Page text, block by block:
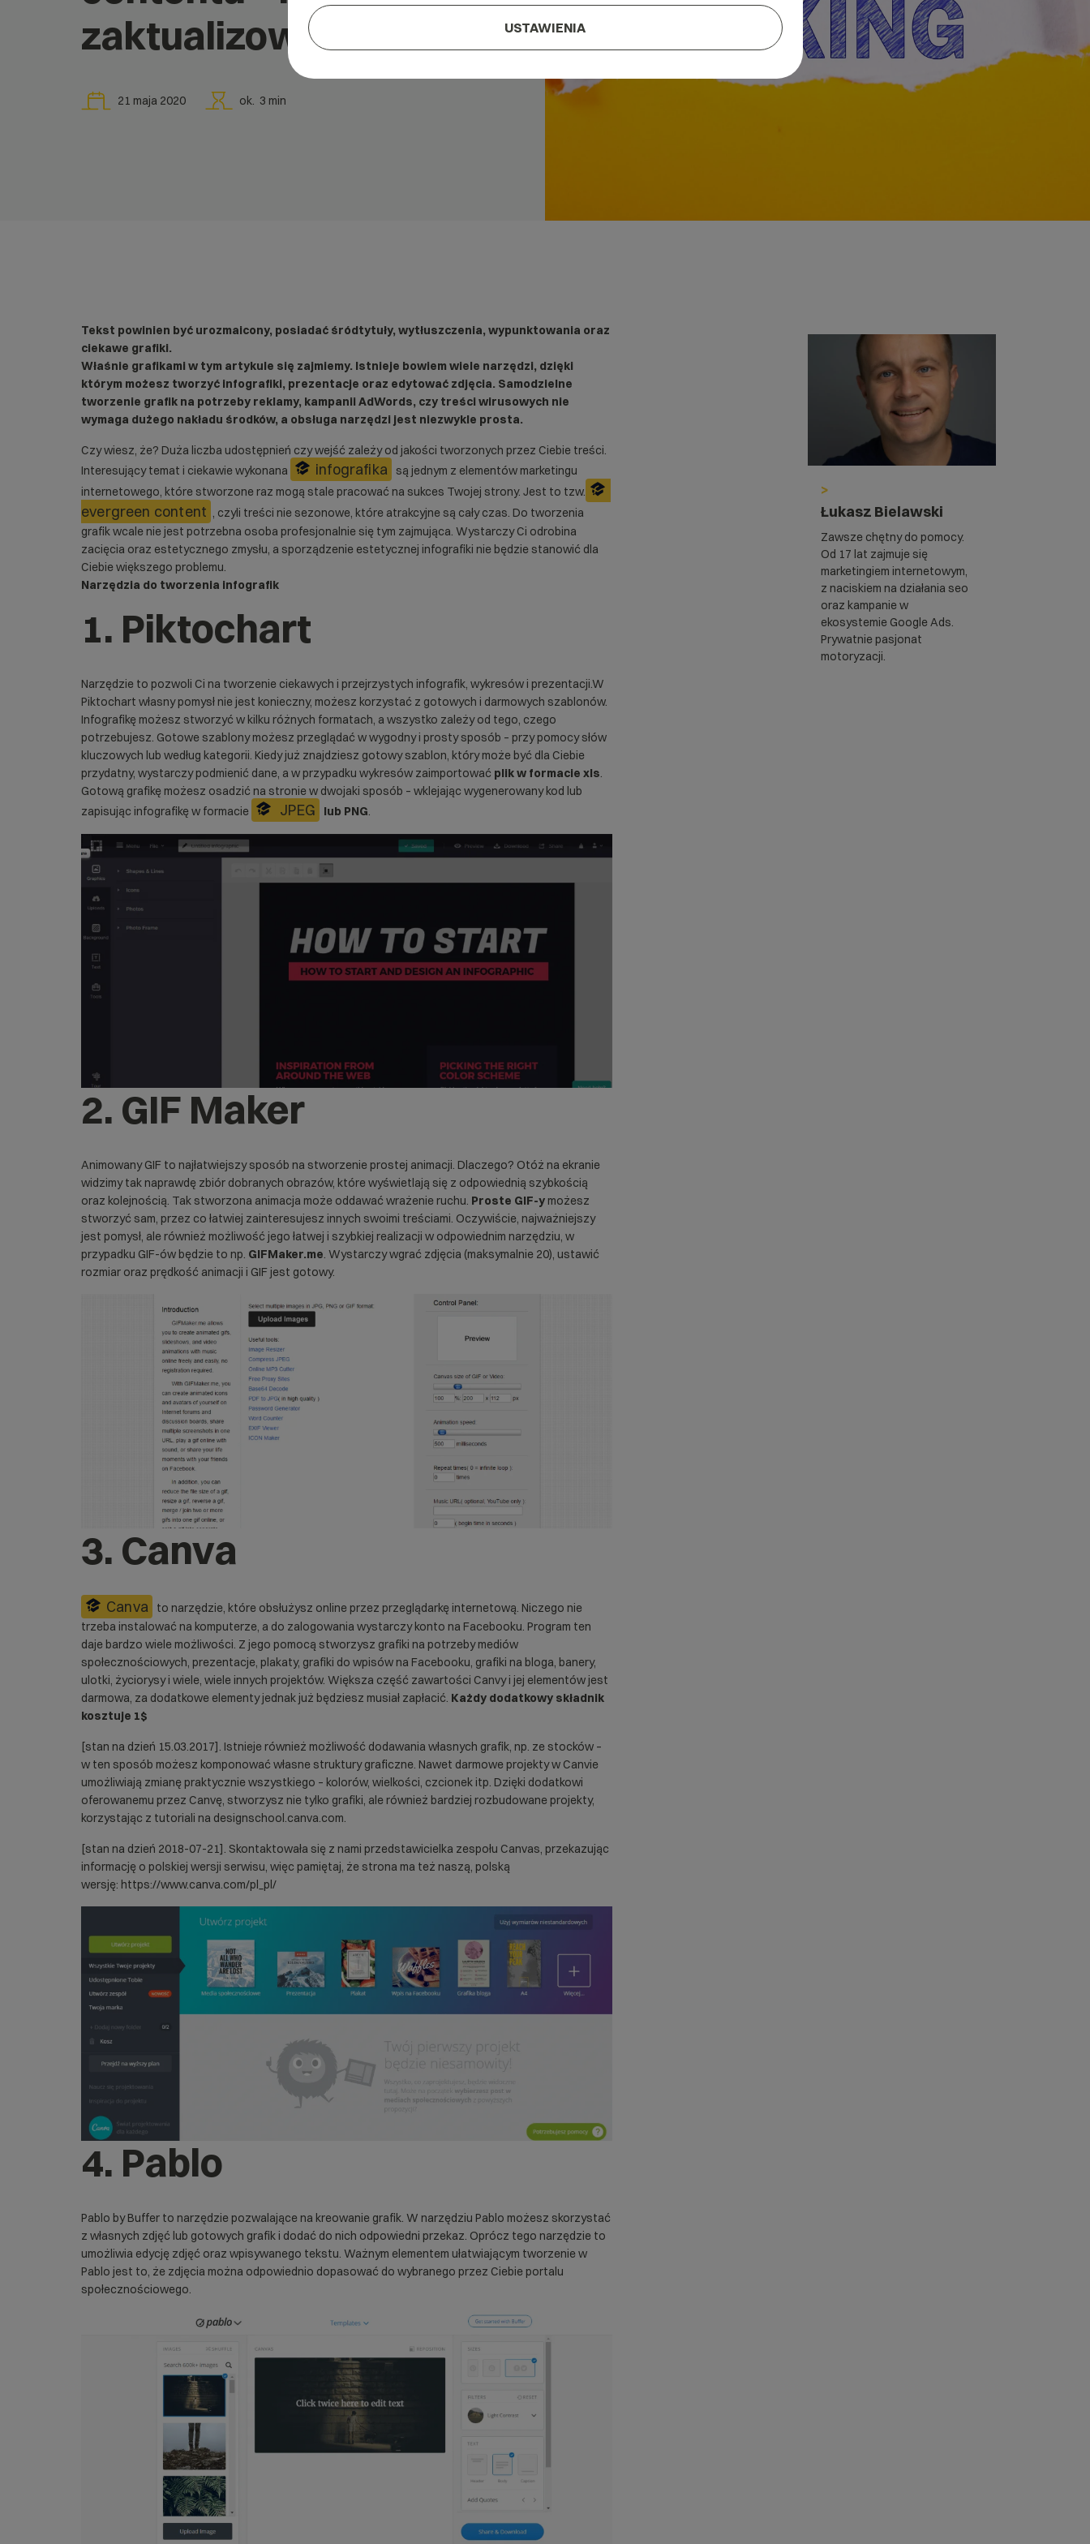
zaktualizowana
21 maja 2020 ok. 3 min
Tekst powinien być urozmaicony, posiadać śródtytuły, wytłuszczenia, wypunktowania oraz
ciekawe grafiki.
Właśnie grafikami w tym artykule się zajmiemy. Istnieje bowiem wiele narzędzi, dzięki
którym możesz tworzyć infografiki, prezentacje oraz edytować zdjęcia. Samodzielne
tworzenie grafik na potrzeby reklamy, kampanii AdWords, czy treści wirusowych nie
wymaga dużego nakładu środków, a obsługa narzędzi jest niezwykle prosta.
Czy wiesz, że? Duża liczba udostępnień czy wejść zależy od jakości tworzonych przez Ciebie treści.
Interesujący temat i ciekawie wykonana
infografika
są jednym z elementów marketingu
internetowego, które stworzone raz mogą stale pracować na sukces Twojej strony. Jest to tzw.
evergreen content , czyli treści nie sezonowe, które atrakcyjne są cały czas. Do tworzenia
grafik wcale nie jest potrzebna osoba profesjonalnie się tym zajmująca. Wystarczy Ci odrobina
zacięcia oraz estetycznego zmysłu, a sporządzenie estetycznej infografiki nie będzie stanowić dla
Ciebie większego problemu.
Narzędzia do tworzenia infografik
1. Piktochart
Narzędzie to pozwoli Ci na tworzenie ciekawych i przejrzystych infografik, wykresów i prezentacji.W
Piktochart własny pomysł nie jest konieczny, możesz korzystać z gotowych i darmowych szablonów.
Infografikę możesz stworzyć w kilku różnych formatach, a wszystko zależy od tego, czego
potrzebujesz. Gotowe szablony możesz przeglądać w wygodny i prosty sposób – przy pomocy słów
kluczowych lub według kategorii. Kiedy już znajdziesz gotowy szablon, który może być dla Ciebie
przydatny, wystarczy podmienić dane, a w przypadku wykresów zaimportować plik w formacie xls.
Gotową grafikę możesz osadzić na stronie w dwojaki sposób – wklejając wygenerowany kod lub
zapisując infografikę w formacie
JPEG lub PNG.
2. GIF Maker
Animowany GIF to najłatwiejszy sposób na stworzenie prostej animacji. Dlaczego? Otóż na ekranie
widzimy tak naprawdę zbiór dobranych obrazów, które wyświetlają się z odpowiednią szybkością
oraz kolejnością. Tak stworzona animacja może oddawać wrażenie ruchu. Proste GIF-y możesz
stworzyć sam, przez co łatwiej zainteresujesz innych swoimi treściami. Oczywiście, najważniejszy
jest pomysł, ale również możliwość jego łatwej i szybkiej realizacji w odpowiednim narzędziu, w
przypadku GIF-ów będzie to np. GIFMaker.me. Wystarczy wgrać zdjęcia (maksymalnie 20), ustawić
rozmiar oraz prędkość animacji i GIF jest gotowy.
3. Canva
Canva
to narzędzie, które obsłużysz online przez przeglądarkę internetową. Niczego nie
trzeba instalować na komputerze, a do zalogowania wystarczy konto na Facebooku. Program ten
daje bardzo wiele możliwości. Z jego pomocą stworzysz grafiki na potrzeby mediów
społecznościowych, prezentacje, plakaty, grafiki do wpisów na Facebooku, grafiki na bloga, banery,
ulotki, życiorysy i wiele, wiele innych projektów. Większa część zawartości Canvy i jej elementów jest
darmowa, za dodatkowe elementy jednak już będziesz musiał zapłacić. Każdy dodatkowy składnik
kosztuje 1$
[stan na dzień 15.03.2017]. Istnieje również możliwość dodawania własnych grafik, np. ze stocków –
w ten sposób możesz komponować własne struktury graficzne. Nawet darmowe projekty w Canvie
umożliwiają zmianę praktycznie wszystkiego – kolorów, wielkości, czcionek itp. Dzięki dodatkowi
oferowanemu przez Canvę, stworzysz nie tylko grafiki, ale również bardziej rozbudowane projekty,
korzystając z tutoriali na designschool.canva.com.
[stan na dzień 2018-07-21]. Skontaktowała się z nami przedstawicielka zespołu Canvas, przekazując
informację o polskiej wersji serwisu, więc pamiętaj, że strona ma też naszą, polską
wersję: https://www.canva.com/pl_pl/
4. Pablo
Pablo by Buffer to narzędzie pozwalające na kreowanie grafik. W narzędziu Pablo możesz skorzystać
z własnych zdjęć lub gotowych grafik i dodać do nich odpowiedni przekaz. Oprócz tego narzędzie to
umożliwia edycję zdjęć oraz wpisywanego tekstu. Ważnym elementem ułatwiającym tworzenie w
Pablo jest to, że zdjęcia można odpowiednio dopasować do wybranego przez Ciebie portalu
społecznościowego.
>
Łukasz Bielawski
Zawsze chętny do pomocy.
Od 17 lat zajmuje się
marketingiem internetowym,
z naciskiem na działania seo
oraz kampanie w
ekosystemie Google Ads.
Prywatnie pasjonat
motoryzacji.
USTAWIENIA